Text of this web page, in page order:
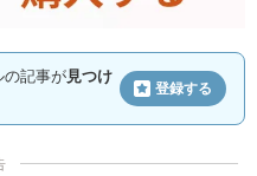
の記事が見つけ
登録する